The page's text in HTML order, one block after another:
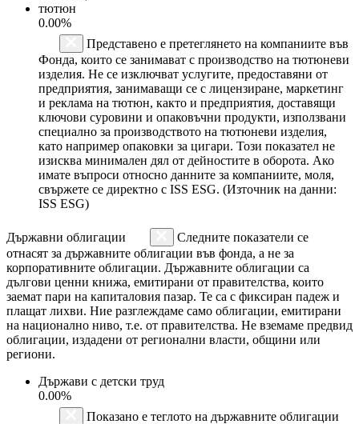
тютюн
0.00%
Представено е претеглянето на компаниите във
Фонда, които се занимават с производство на тютюневи
изделия. Не се изключват услугите, предоставяни от
предприятия, занимаващи се с лицензиране, маркетинг
и реклама на тютюн, както и предприятия, доставящи
ключови суровини и опаковъчни продукти, използвани
специално за производството на тютюневи изделия,
като например опаковки за цигари. Този показател не
изисква минимален дял от дейностите в оборота. Ако
имате въпроси относно данните за компаниите, моля,
свържете се директно с ISS ESG. (Източник на данни:
ISS ESG)
Държавни облигации
Следните показатели се
отнасят за държавните облигации във фонда, а не за
корпоративните облигации. Държавните облигации са
дългови ценни книжа, емитирани от правителства, които
заемат пари на капиталовия пазар. Те са с фиксиран падеж и
плащат лихви. Ние разглеждаме само облигации, емитирани
на национално ниво, т.е. от правителства. Не вземаме предвид
облигации, издадени от регионални власти, общини или
региони.
Държави с детски труд
0.00%
Показано е теглото на държавните облигации